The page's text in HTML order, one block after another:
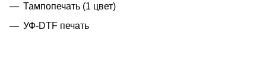
Тампопечать (1 цвет)
УФ-DTF печать